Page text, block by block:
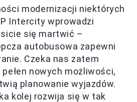
modernizacji niektórych
Intercity wprowadzi
się martwić –
autobusowa zapewni
Czeka nas zatem
nowych możliwości,
planowanie wyjazdów.
kolej rozwija się w tak